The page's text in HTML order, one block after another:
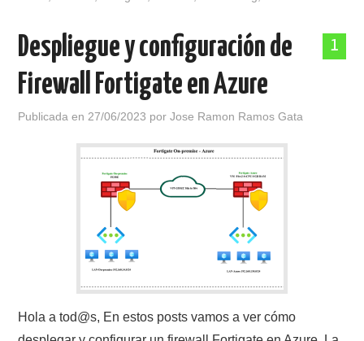
1
Despliegue y configuración de
Firewall Fortigate en Azure
Publicada en 27/06/2023 porJose Ramon Ramos Gata
Hola a tod@s, En estos posts vamos a ver cómo